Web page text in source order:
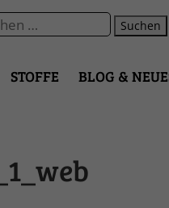
Suchen
STOFFE BLOG &